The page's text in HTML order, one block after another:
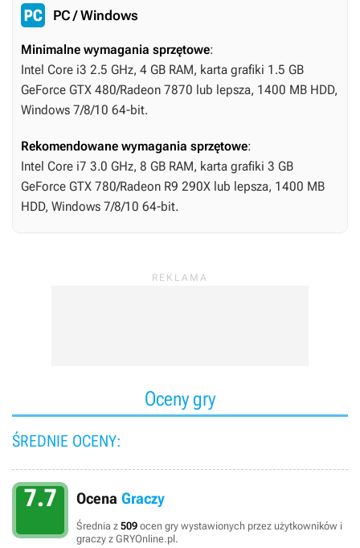
PC / Windows
Minimalne wymagania sprzętowe:
Intel Core i3 2.5 GHz, 4 GB RAM, karta grafiki 1.5 GB
GeForce GTX 480/Radeon 7870 lub lepsza, 1400 MB HDD,
Windows 7/8/10 64-bit.
Rekomendowane wymagania sprzętowe:
Intel Core i7 3.0 GHz, 8 GB RAM, karta grafiki 3 GB
GeForce GTX 780/Radeon R9 290X lub lepsza, 1400 MB
HDD, Windows 7/8/10 64-bit.
Oceny gry
ŚREDNIE OCENY:
7.7 Ocena Graczy
Średnia z 509 ocen gry wystawionych przez użytkowników i
graczy z GRYOnline.pl.